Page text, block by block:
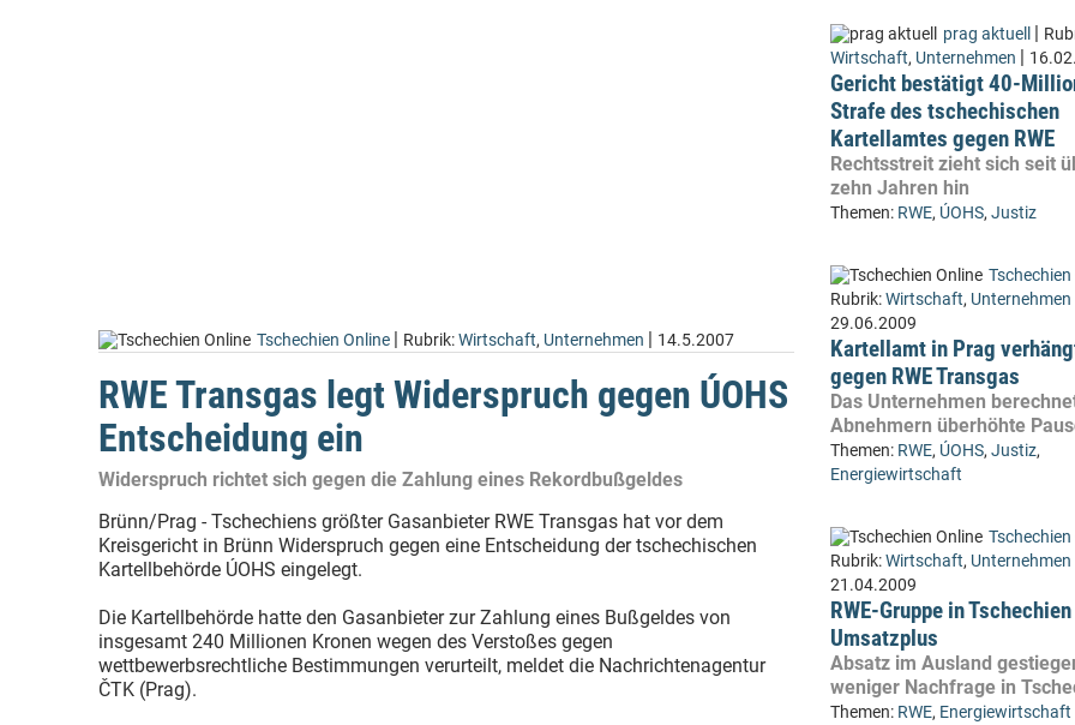
Tschechien Online | Rubrik:Wirtschaft, Unternehmen | 14.5.2007
RWE Transgas legt Widerspruch gegen ÚOHS
Entscheidung ein
Widerspruch richtet sich gegen die Zahlung eines Rekordbußgeldes
Brünn/Prag - Tschechiens größter Gasanbieter RWE Transgas hat vor dem
Kreisgericht in Brünn Widerspruch gegen eine Entscheidung der tschechischen
Kartellbehörde ÚOHS eingelegt.
Die Kartellbehörde hatte den Gasanbieter zur Zahlung eines Bußgeldes von
insgesamt 240 Millionen Kronen wegen des Verstoßes gegen
wettbewerbsrechtliche Bestimmungen verurteilt, meldet die Nachrichtenagentur
ČTK (Prag).
prag aktuell |
Wirtschaft, Unternehmen |
Gericht bestätigt 40-
Strafe des tschechischen
Kartellamtes gegen RWE
Rechtsstreit zieht sich seit
zehn Jahren hin
Themen: RWE, ÚOHS, Justiz
Tschechien
Rubrik:Wirtschaft, Unternehmen
29.06.2009
Kartellamt in Prag
gegen RWE Transgas
Das Unternehmen
Abnehmern überhöhte
Themen: RWE, ÚOHS, Justiz,
Energiewirtschaft
Tschechien
Rubrik:Wirtschaft, Unternehmen
21.04.2009
RWE-Gruppe in
Umsatzplus
Absatz im Ausland
weniger Nachfrage in
Themen: RWE, Energiewirtschaft